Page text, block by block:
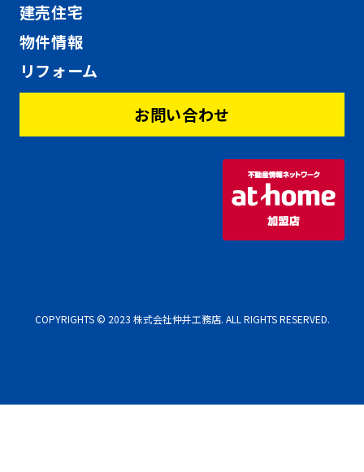
建売住宅
物件情報
リフォーム
お問い合わせ
COPYRIGHTS © 2023 株式会社仲井工務店. ALL RIGHTS RESERVED.